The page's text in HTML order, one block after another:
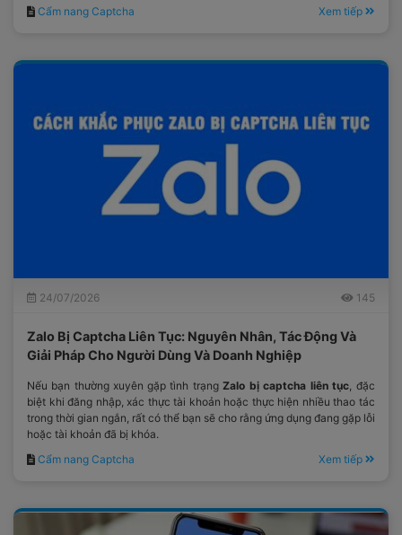
Cẩm nang Captcha Xem tiếp
24/07/2026 145
Zalo Bị Captcha Liên Tục: Nguyên Nhân, Tác Động Và
Giải Pháp Cho Người Dùng Và Doanh Nghiệp
Nếu bạn thường xuyên gặp tình trạng Zalo bị captcha liên tục , đặc
biệt khi đăng nhập, xác thực tài khoản hoặc thực hiện nhiều thao tác
trong thời gian ngắn, rất có thể bạn sẽ cho rằng ứng dụng đang gặp lỗi
hoặc tài khoản đã bị khóa.
Cẩm nang Captcha
Xem tiếp